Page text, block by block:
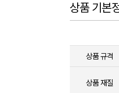
상품 기본
상품 규격
상품 재질